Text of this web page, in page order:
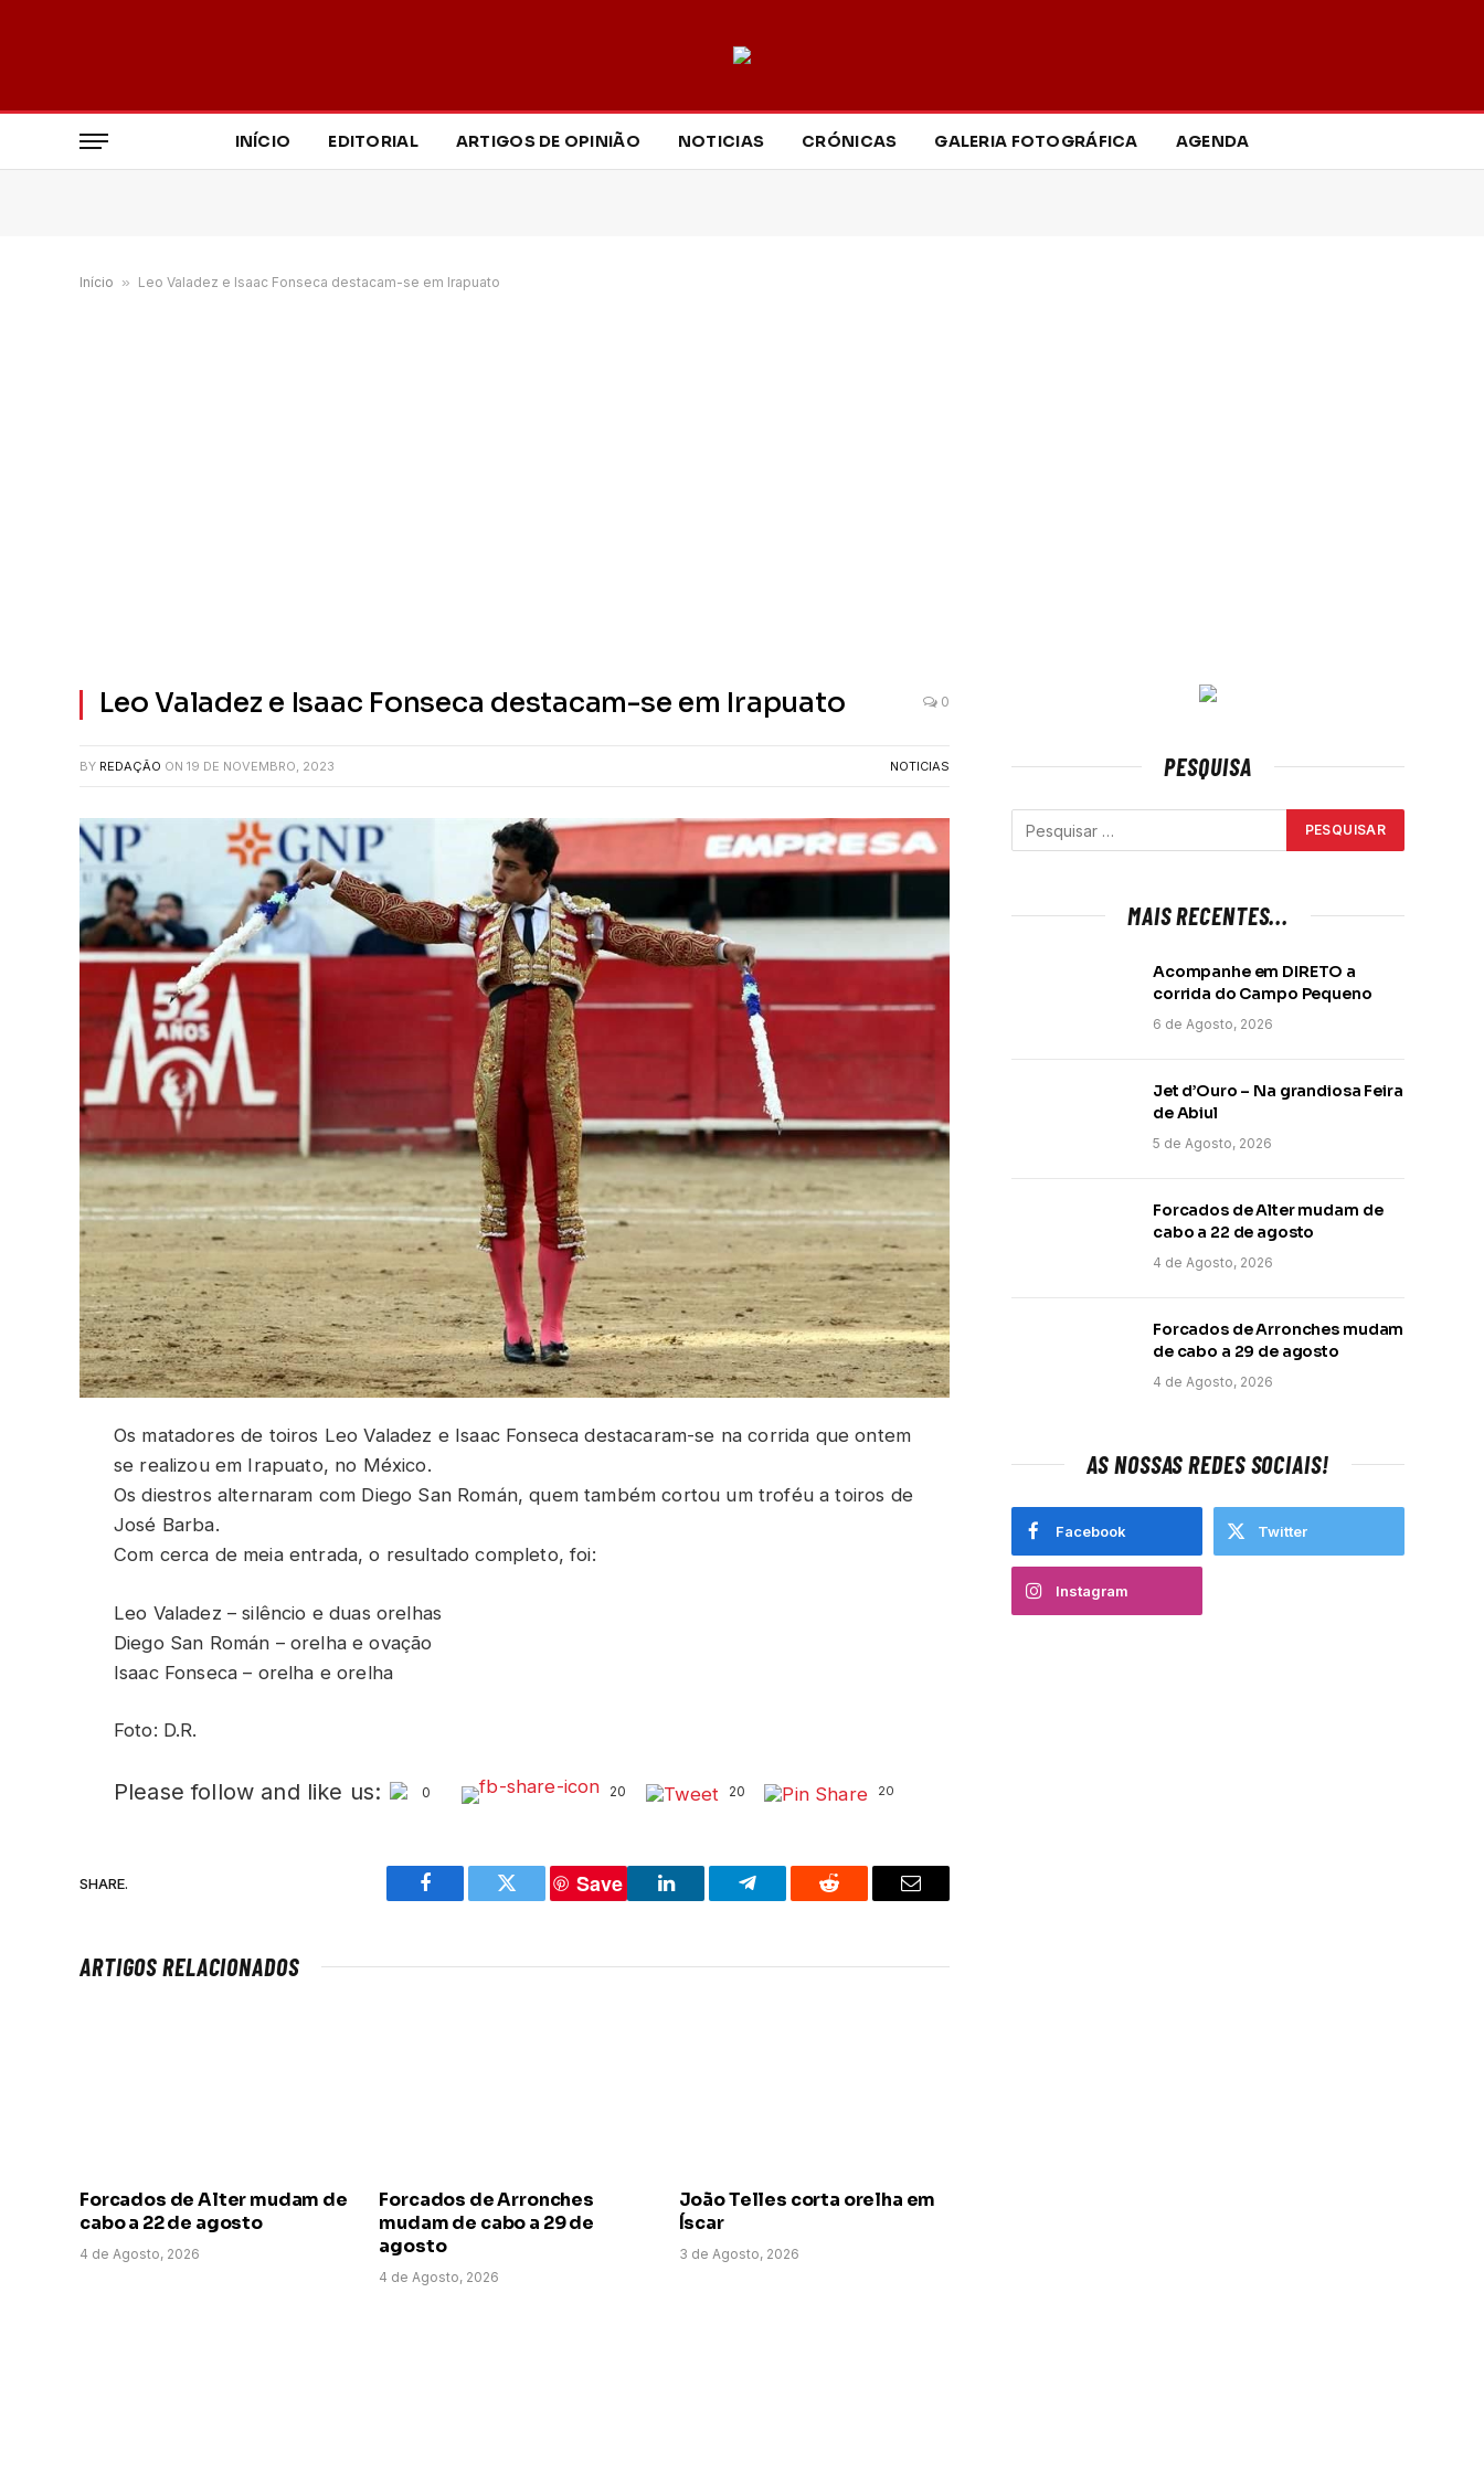
INÍCIO EDITORIAL ARTIGOS DE OPINIÃO NOTICIAS CRÓNICAS GALERIA FOTOGRÁFICA AGENDA
Início » Leo Valadez e Isaac Fonseca destacam-se em Irapuato
Leo Valadez e Isaac Fonseca destacam-se em Irapuato 0
BY REDAÇÃO ON 19 DE NOVEMBRO, 2023 NOTICIAS
Os matadores de toiros Leo Valadez e Isaac Fonseca destacaram-se na corrida que ontem
se realizou em Irapuato, no México.
Os diestros alternaram com Diego San Román, quem também cortou um troféu a toiros de
José Barba.
Com cerca de meia entrada, o resultado completo, foi:
Leo Valadez – silêncio e duas orelhas
Diego San Román – orelha e ovação
Isaac Fonseca – orelha e orelha
Foto: D.R.
Please follow and like us: 0 20 20 20
SHARE.
Facebook Twitter
Save
LinkedIn Telegram Reddit Email
ARTIGOS RELACIONADOS
Forcados de Alter mudam de
cabo a 22 de agosto
4 de Agosto, 2026
Forcados de Arronches
mudam de cabo a 29 de
agosto
4 de Agosto, 2026
João Telles corta orelha em
Íscar
3 de Agosto, 2026
PESQUISA
MAIS RECENTES...
Acompanhe em DIRETO a
corrida do Campo Pequeno
6 de Agosto, 2026
Jet d’Ouro – Na grandiosa Feira
de Abiul
5 de Agosto, 2026
Forcados de Alter mudam de
cabo a 22 de agosto
4 de Agosto, 2026
Forcados de Arronches mudam
de cabo a 29 de agosto
4 de Agosto, 2026
AS NOSSAS REDES SOCIAIS!
Facebook Twitter
Instagram